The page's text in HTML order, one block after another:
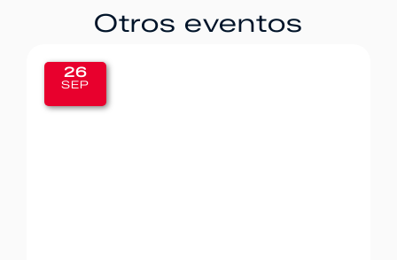
Otros eventos